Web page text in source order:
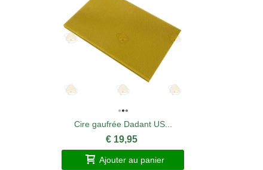
Cire gaufrée Dadant US...
€ 19,95
Ajouter au panier